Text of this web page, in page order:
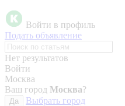
Войти в профиль
Подать объявление
Нет результатов
Войти
Москва
Ваш город Москва?
Да
Выбрать город